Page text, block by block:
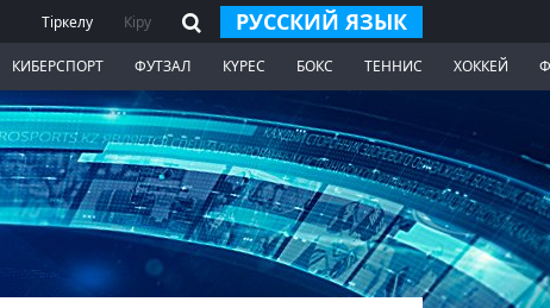
Тіркелу Кіру РУССКИЙ ЯЗЫК
КИБЕРСПОРТ ФУТЗАЛ КҮРЕС БОКС ТЕННИС ХОККЕЙ